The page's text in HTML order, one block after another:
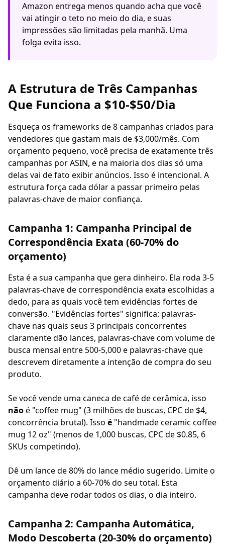
Amazon entrega menos quando acha que você
vai atingir o teto no meio do dia, e suas
impressões são limitadas pela manhã. Uma
folga evita isso.
A Estrutura de Três Campanhas
Que Funciona a $10-$50/Dia
Esqueça os frameworks de 8 campanhas criados para
vendedores que gastam mais de $3,000/mês. Com
orçamento pequeno, você precisa de exatamente três
campanhas por ASIN, e na maioria dos dias só uma
delas vai de fato exibir anúncios. Isso é intencional. A
estrutura força cada dólar a passar primeiro pelas
palavras-chave de maior confiança.
Campanha 1: Campanha Principal de
Correspondência Exata (60-70% do
orçamento)
Esta é a sua campanha que gera dinheiro. Ela roda 3-5
palavras-chave de correspondência exata escolhidas a
dedo, para as quais você tem evidências fortes de
conversão. "Evidências fortes" significa: palavras-
chave nas quais seus 3 principais concorrentes
claramente dão lances, palavras-chave com volume de
busca mensal entre 500-5,000 e palavras-chave que
descrevem diretamente a intenção de compra do seu
produto.
Se você vende uma caneca de café de cerâmica, isso
nãoé "coffee mug" (3 milhões de buscas, CPC de $4,
concorrência brutal). Isso é "handmade ceramic coffee
mug 12 oz" (menos de 1,000 buscas, CPC de $0.85, 6
SKUs competindo).
Dê um lance de 80% do lance médio sugerido. Limite o
orçamento diário a 60-70% do seu total. Esta
campanha deve rodar todos os dias, o dia inteiro.
Campanha 2: Campanha Automática,
Modo Descoberta (20-30% do orçamento)